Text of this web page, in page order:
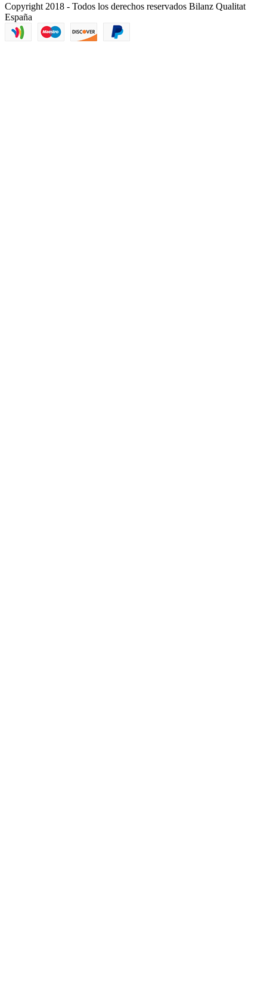
Copyright 2018 - Todos los derechos reservados Bilanz Qualitat
España